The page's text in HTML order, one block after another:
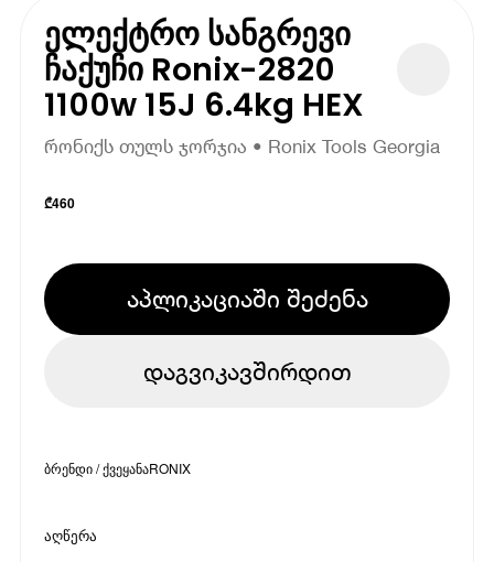
ელექტრო სანგრევი
ჩაქუჩი Ronix-2820
1100w 15J 6.4kg HEX
რონიქს თულს ჯორჯია • Ronix Tools Georgia
₾460
აპლიკაციაში შეძენა
დაგვიკავშირდით
ბრენდი / ქვეყანაRONIX
აღწერა